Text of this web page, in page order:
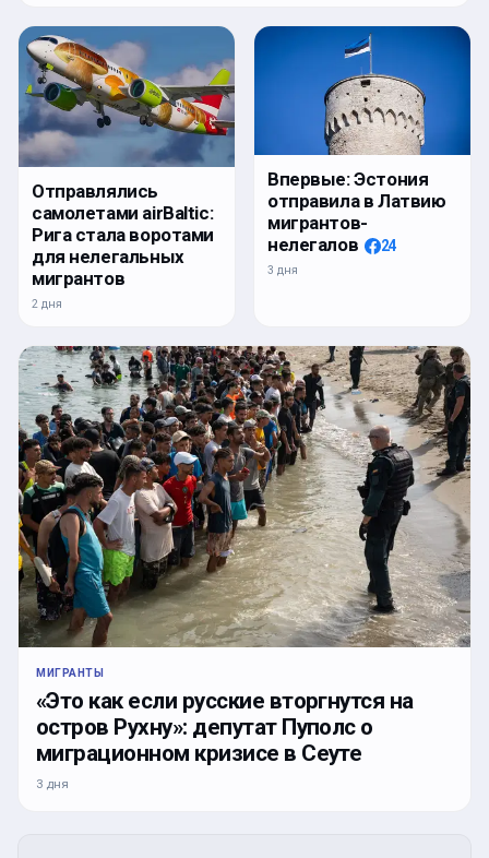
Отправлялись
самолетами airBaltic:
Рига стала воротами
для нелегальных
мигрантов
2 дня
Впервые: Эстония
отправила в Латвию
мигрантов-
нелегалов
24
3 дня
МИГРАНТЫ
«Это как если русские вторгнутся на
остров Рухну»: депутат Пуполс о
миграционном кризисе в Сеуте
3 дня